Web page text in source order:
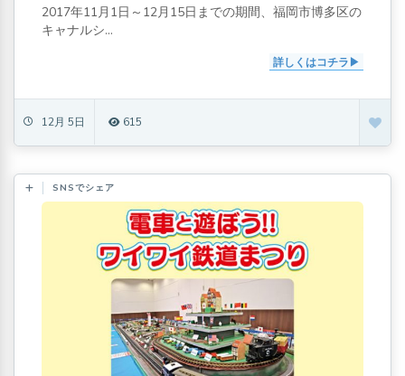
2017年11月1日～12月15日までの期間、福岡市博多区の
キャナルシ...
詳しくはコチラ
12月 5日 615
SNSでシェア